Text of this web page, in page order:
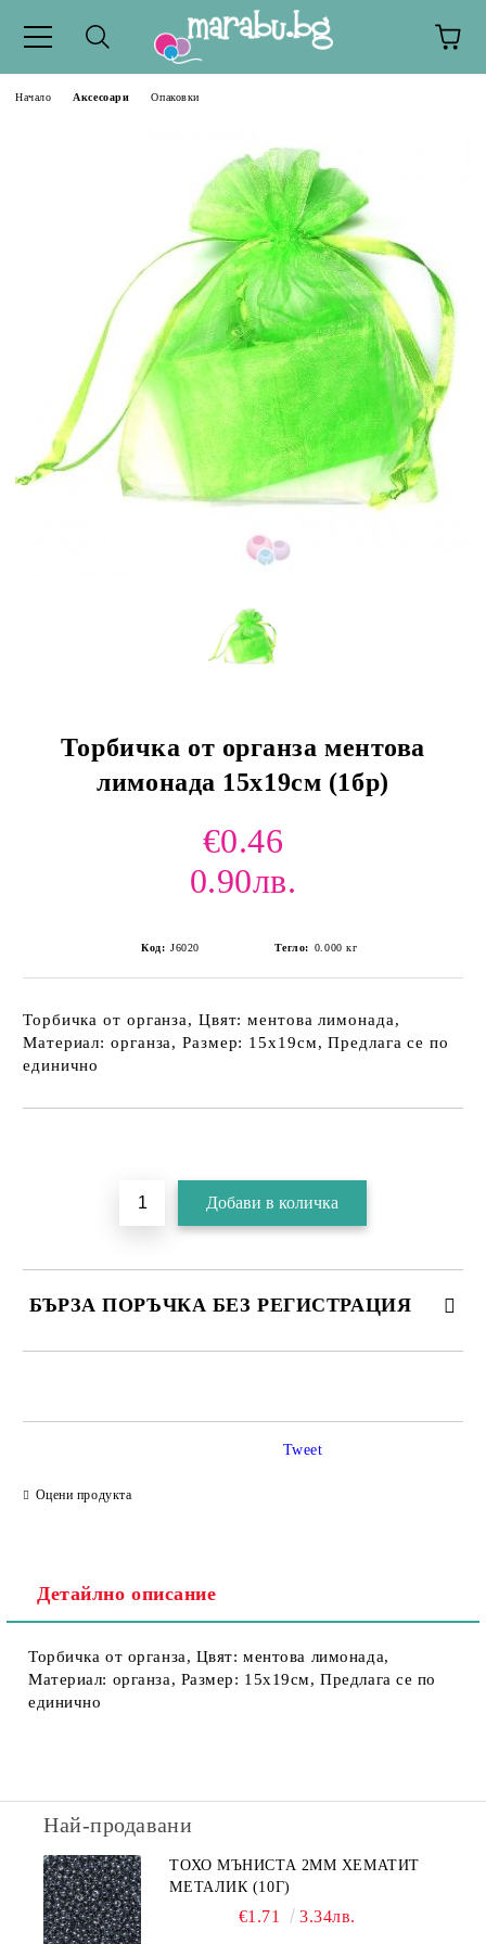
Начало Аксесоари Опаковки
Торбичка от органза ментова
лимонада 15х19см (1бр)
€0.46
0.90лв.
Код: J6020 Тегло: 0.000 кг
Торбичка от органза, Цвят: ментова лимонада,
Материал: органза, Размер: 15х19см, Предлага се по
единично
БЪРЗА ПОРЪЧКА БЕЗ РЕГИСТРАЦИЯ
Оцени продукта
Tweet
Детайлно описание
Торбичка от органза, Цвят: ментова лимонада,
Материал: органза, Размер: 15х19см, Предлага се по
единично
Най-продавани
ТОХО МЪНИСТА 2ММ ХЕМАТИТ
МЕТАЛИК (10Г)
€1.71 3.34лв.